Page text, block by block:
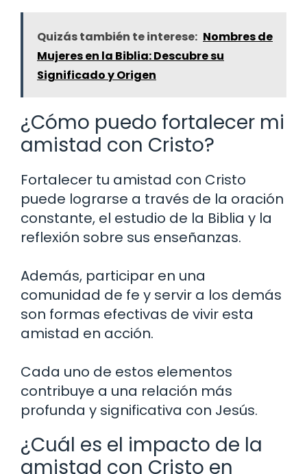
Quizás también te interese: Nombres de
Mujeres en la Biblia: Descubre su
Significado y Origen
¿Cómo puedo fortalecer mi
amistad con Cristo?
Fortalecer tu amistad con Cristo
puede lograrse a través de la oración
constante, el estudio de la Biblia y la
reflexión sobre sus enseñanzas.
Además, participar en una
comunidad de fe y servir a los demás
son formas efectivas de vivir esta
amistad en acción.
Cada uno de estos elementos
contribuye a una relación más
profunda y significativa con Jesús.
¿Cuál es el impacto de la
amistad con Cristo en